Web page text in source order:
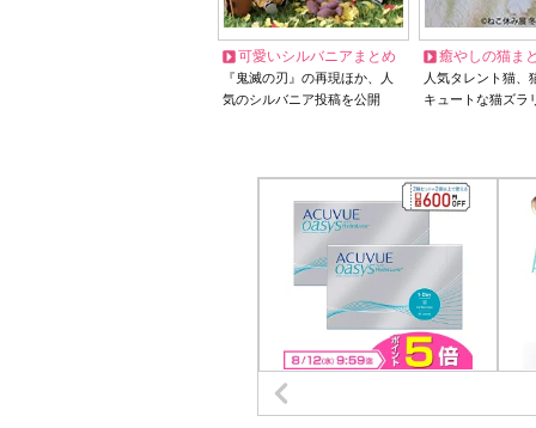
可愛いシルバニアまとめ
『鬼滅の刃』の再現ほか、人
気のシルバニア投稿を公開
癒やしの猫ま
人気タレント猫
キュートな猫ズラ